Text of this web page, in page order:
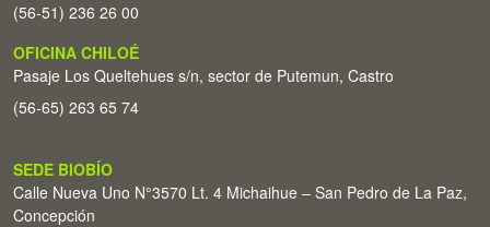
(56-51) 236 26 00
OFICINA CHILOÉ
Pasaje Los Queltehues s/n, sector de Putemun, Castro
(56-65) 263 65 74
SEDE BIOBÍO
Calle Nueva Uno N°3570 Lt. 4 Michaihue – San Pedro de La Paz,
Concepción